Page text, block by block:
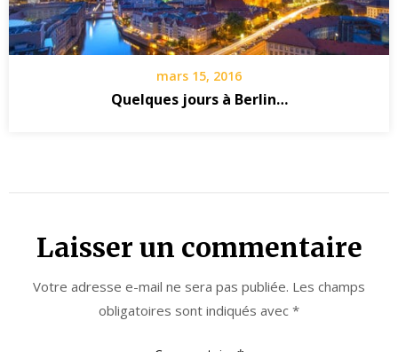
mars 15, 2016
Quelques jours à Berlin…
Laisser un commentaire
Votre adresse e-mail ne sera pas publiée. Les champs
obligatoires sont indiqués avec *